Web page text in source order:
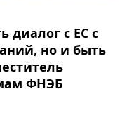
диалог с ЕС с
но и быть
ФНЭБ